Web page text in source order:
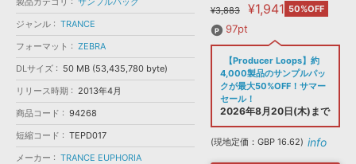
ソフトウェア／ツール »
DAW »
効果音 »
BGM »
ニュースレター »
SONICWIREブログ »
DTMガイド »
FAQ »
お問い合わせ »
音楽カード
楽曲配信流通サービス
無償のサウンド管理ソフト
ソフトウェア／ツール 効果音
フォーマット
ランキング
ジャンル
TRANCE
フォーマット
ZEBRA
DLサイズ
50 MB (53,435,780 byte)
リリース時期
2013年4月
商品コード
94268
短縮コード
TEPD017
メーカー
TRANCE EUPHORIA
¥3,883
¥1,941 50%OFF
97pt
【Producer Loops】約
4,000製品のサンプルパッ
クが最大50%OFF！サマー
セール！
2026年8月20日(木)まで
(現地定価：GBP 16.62) info